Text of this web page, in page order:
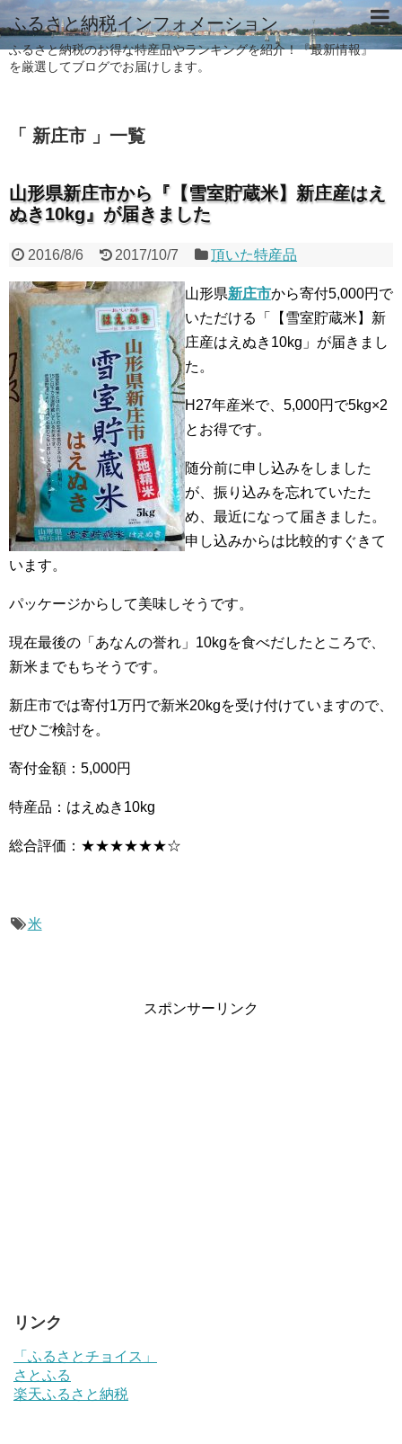
ふるさと納税インフォメーション
ふるさと納税のお得な特産品やランキングを紹介！『最新情報』
を厳選してブログでお届けします。
「 新庄市 」一覧
山形県新庄市から『【雪室貯蔵米】新庄産はえ
ぬき10kg』が届きました
2016/8/6 2017/10/7 頂いた特産品
山形県新庄市から寄付5,000円で
いただける「【雪室貯蔵米】新
庄産はえぬき10kg」が届きまし
た。
H27年産米で、5,000円で5kg×2
とお得です。
随分前に申し込みをしました
が、振り込みを忘れていたた
め、最近になって届きました。
申し込みからは比較的すぐきて
います。
パッケージからして美味しそうです。
現在最後の「あなんの誉れ」10kgを食べだしたところで、
新米までもちそうです。
新庄市では寄付1万円で新米20kgを受け付けていますので、
ぜひご検討を。
寄付金額：5,000円
特産品：はえぬき10kg
総合評価：★★★★★★☆
米
スポンサーリンク
リンク
「ふるさとチョイス」
さとふる
楽天ふるさと納税